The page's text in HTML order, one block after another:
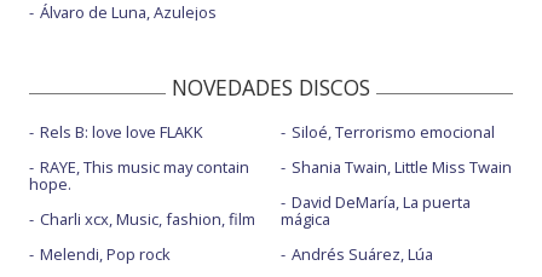
Álvaro de Luna, Azulejos
NOVEDADES DISCOS
Rels B: love love FLAKK
RAYE, This music may contain
hope.
Charli xcx, Music, fashion, film
Melendi, Pop rock
Siloé, Terrorismo emocional
Shania Twain, Little Miss Twain
David DeMaría, La puerta
mágica
Andrés Suárez, Lúa